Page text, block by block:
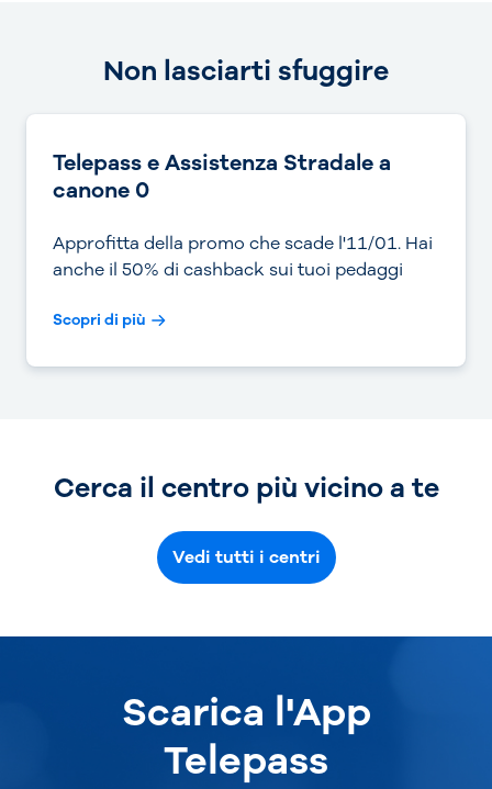
Non lasciarti sfuggire
Telepass e Assistenza Stradale a
canone 0
Approfitta della promo che scade l'11/01. Hai
anche il 50% di cashback sui tuoi pedaggi
Scopri di più
Cerca il centro più vicino a te
Vedi tutti i centri
Scarica l'App
Telepass